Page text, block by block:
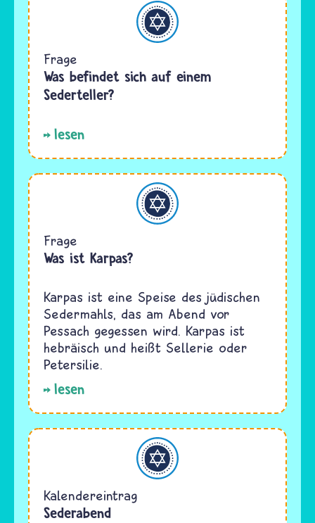
Judentum
Frage
Was befindet sich auf einem
Sederteller?
lesen
Judentum
Frage
Was ist Karpas?
Karpas ist eine Speise des jüdischen
Sedermahls, das am Abend vor
Pessach gegessen wird. Karpas ist
hebräisch und heißt Sellerie oder
Petersilie.
lesen
Judentum
Kalendereintrag
Sederabend